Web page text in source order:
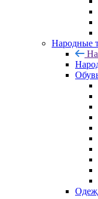
Народные